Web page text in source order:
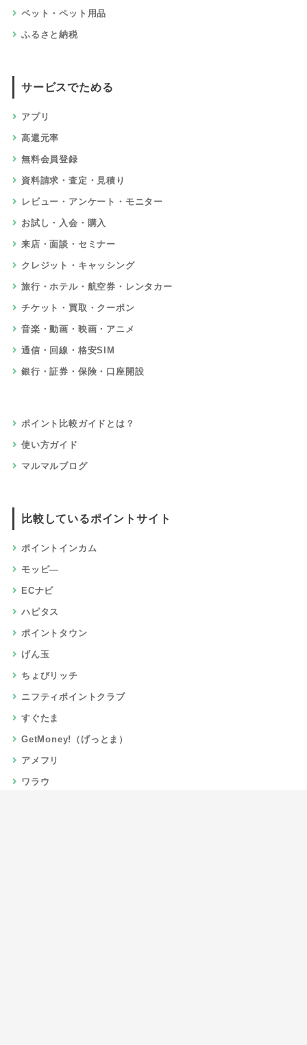
ペット・ペット用品
ふるさと納税
サービスでためる
アプリ
高還元率
無料会員登録
資料請求・査定・見積り
レビュー・アンケート・モニター
お試し・入会・購入
来店・面談・セミナー
クレジット・キャッシング
旅行・ホテル・航空券・レンタカー
チケット・買取・クーポン
音楽・動画・映画・アニメ
通信・回線・格安SIM
銀行・証券・保険・口座開設
ポイント比較ガイドとは？
使い方ガイド
マルマルブログ
比較しているポイントサイト
ポイントインカム
モッピ―
ECナビ
ハピタス
ポイントタウン
げん玉
ちょびリッチ
ニフティポイントクラブ
すぐたま
GetMoney!（げっとま）
アメフリ
ワラウ